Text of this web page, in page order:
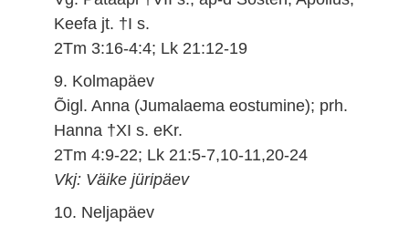
Keefa jt. †I s.
2Tm 3:16-4:4; Lk 21:12-19
9. Kolmapäev
Õigl. Anna (Jumalaema eostumine); prh.
Hanna †XI s. eKr.
2Tm 4:9-22; Lk 21:5-7,10-11,20-24
Vkj: Väike jüripäev
10. Neljapäev